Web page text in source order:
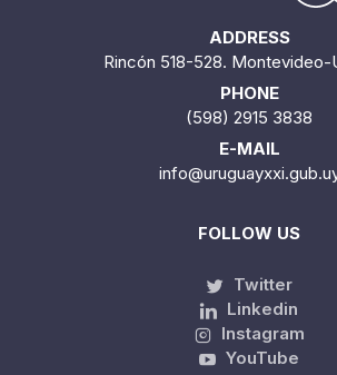
ADDRESS
Rincón 518-528. Montevideo-
PHONE
(598) 2915 3838
E-MAIL
FOLLOW US
Twitter
Linkedin
Instagram
YouTube